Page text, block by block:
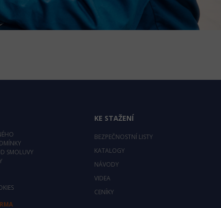
SMOLUVY
KE STAŽENÍ
BEZPEČNOSTNÍ LISTY
KATALOGY
NÁVODY
VIDEA
CENÍKY